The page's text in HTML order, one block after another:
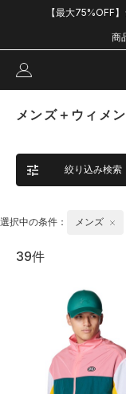
【最大75%OFF
商
メンズ＋ウィメ
絞り込み検索
選択中の条件： メンズ
39件